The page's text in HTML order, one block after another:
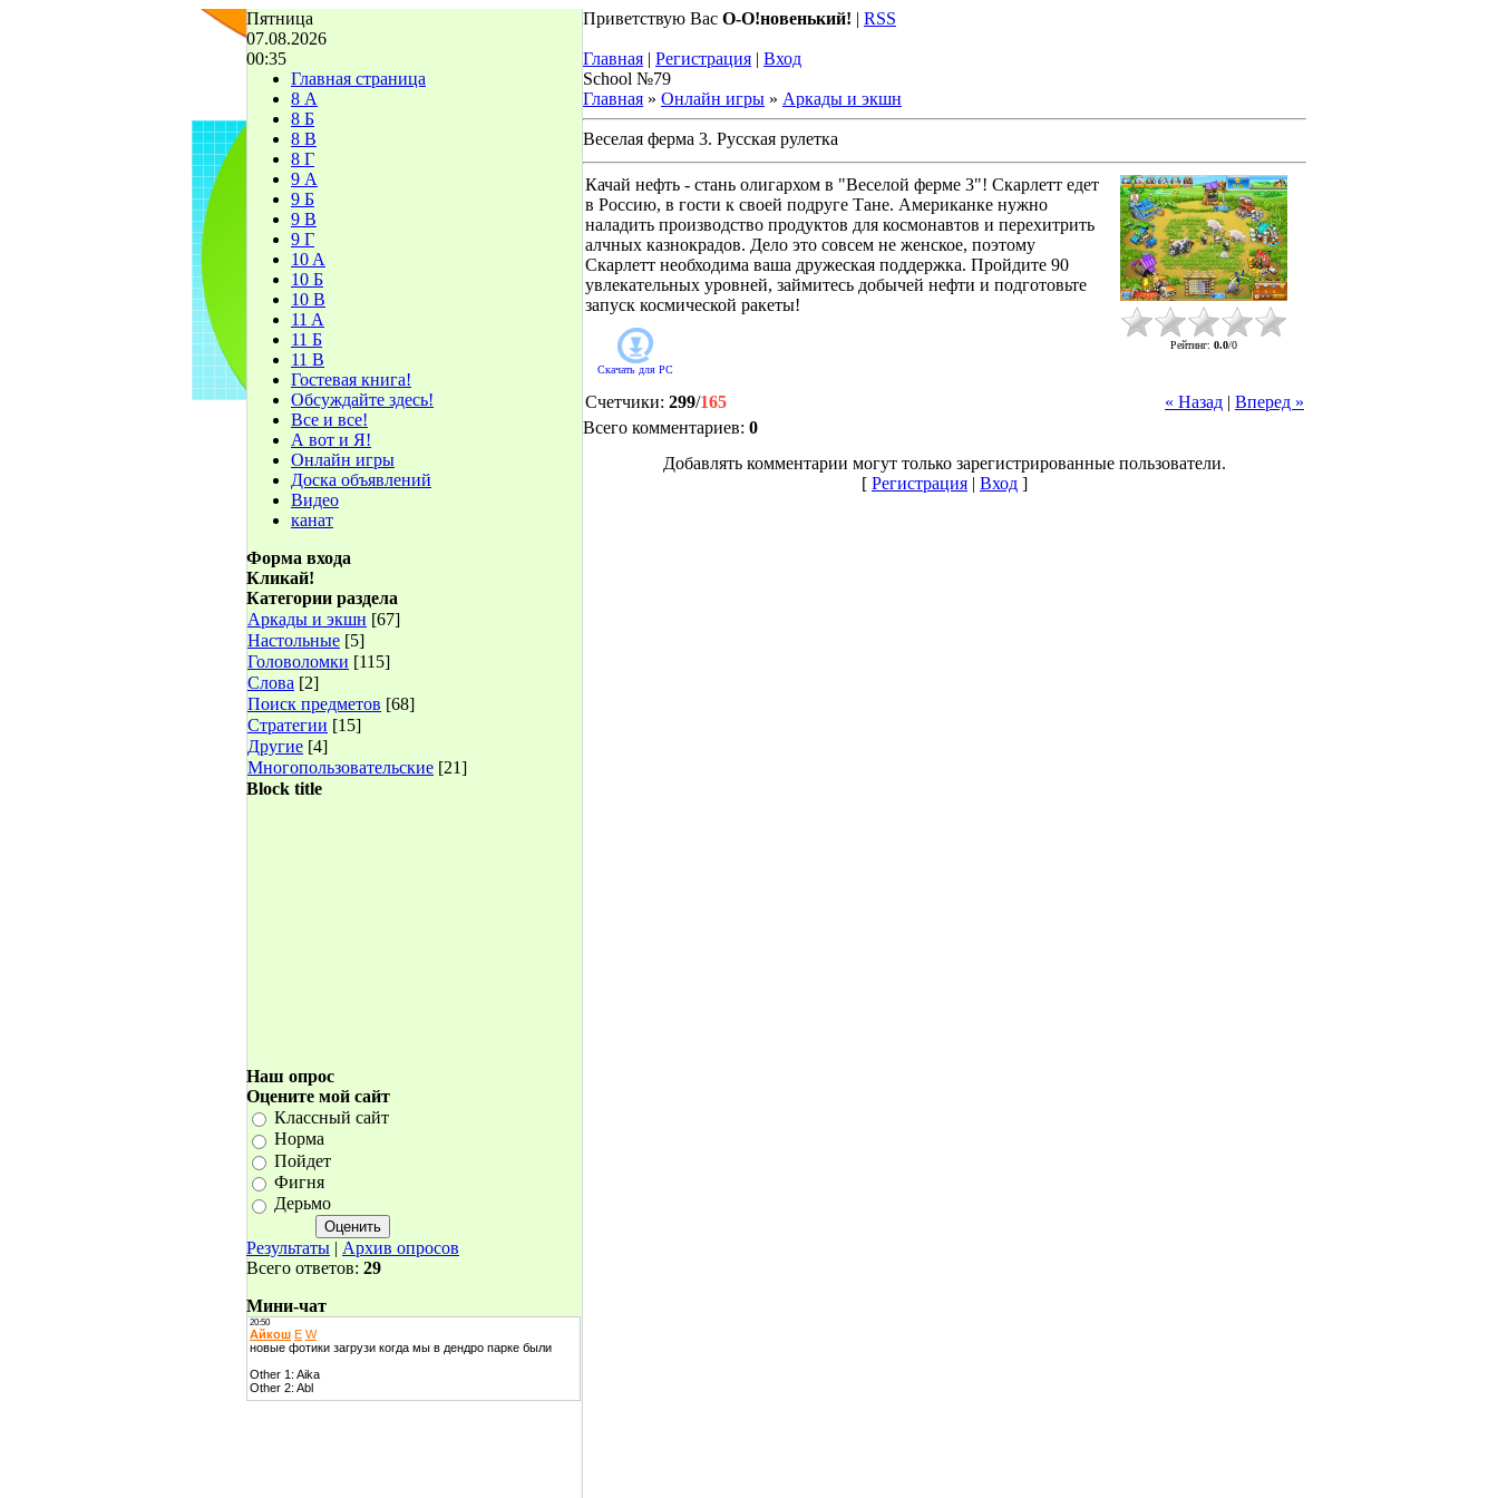
Пятница
07.08.2026
00:35
Главная страница
8 А
8 Б
8 В
8 Г
9 А
9 Б
9 В
9 Г
10 A
10 Б
10 В
11 A
11 Б
11 В
Гостевая книга!
Обсуждайте здесь!
Все и все!
А вот и Я!
Онлайн игры
Доска объявлений
Видео
канат
Форма входа
Кликай!
Категории раздела
Аркады и экшн [67]
Настольные [5]
Головоломки [115]
Слова [2]
Поиск предметов [68]
Стратегии [15]
Другие [4]
Многопользовательские [21]
Block title
Наш опрос
Оцените мой сайт
Классный сайт
Норма
Пойдет
Фигня
Дерьмо
Результаты | Архив опросов
Всего ответов: 29
Мини-чат
Приветствую Вас О-О!новенький! | RSS
Главная | Регистрация | Вход
School №79
Главная » Онлайн игры » Аркады и экшн
Веселая ферма 3. Русская рулетка
Качай нефть - стань олигархом в "Веселой ферме 3"! Скарлетт едет
в Россию, в гости к своей подруге Тане. Американке нужно
наладить производство продуктов для космонавтов и перехитрить
алчных казнокрадов. Дело это совсем не женское, поэтому
Скарлетт необходима ваша дружеская поддержка. Пройдите 90
увлекательных уровней, займитесь добычей нефти и подготовьте
запуск космической ракеты!
Скачать для PC
Рейтинг: 0.0/0
« Назад | Вперед »
Счетчики: 299/165
Всего комментариев: 0
Добавлять комментарии могут только зарегистрированные пользователи.
[ Регистрация | Вход ]